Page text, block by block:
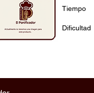
Tiempo
Dificultad